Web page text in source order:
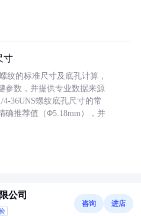
寸
纹的标准尺寸及底孔计算，
参数，并提供专业数据来源
4-36UNS螺纹底孔尺寸的常
确推荐值（Φ5.18mm），并
公司
咨询 进店